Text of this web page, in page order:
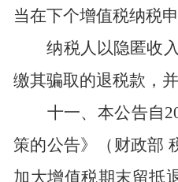
当在下个增值税纳税
纳税人以隐匿收入
缴其骗取的退税款，
十一、本公告自
策的公告》（财政部
加大增值税期末留抵